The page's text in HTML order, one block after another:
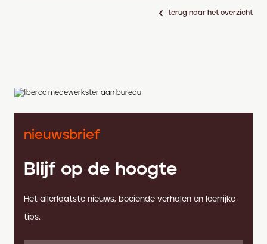
terug naar het overzicht
nieuwsbrief
Blijf op de hoogte
Het allerlaatste nieuws, boeiende verhalen en leerrijke
tips.